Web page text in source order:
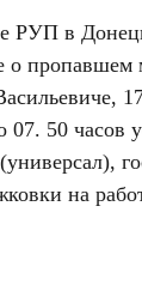
РУП в
о
07. 50 часов
на